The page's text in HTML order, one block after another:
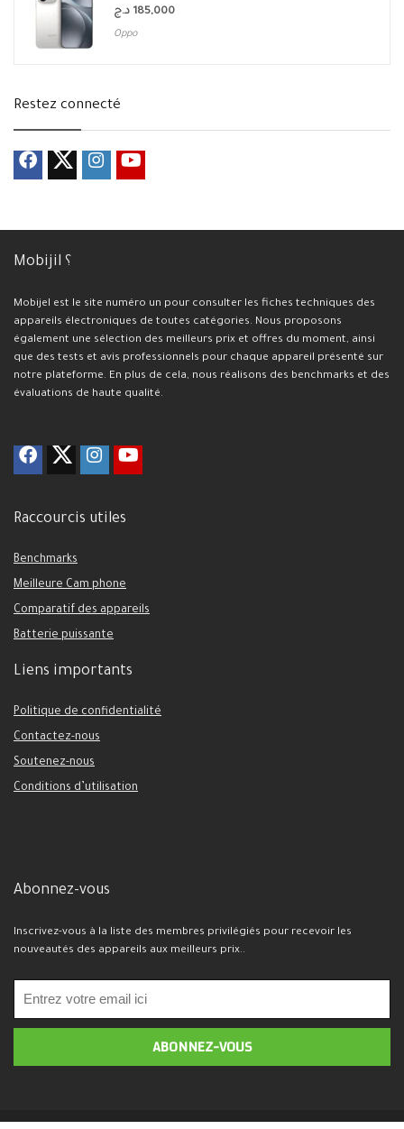
185,000 د.ج
Oppo
Restez connecté
Mobijil ؟
Mobijel est le site numéro un pour consulter les fiches techniques des
appareils électroniques de toutes catégories. Nous proposons
également une sélection des meilleurs prix et offres du moment, ainsi
que des tests et avis professionnels pour chaque appareil présenté sur
notre plateforme. En plus de cela, nous réalisons des benchmarks et des
évaluations de haute qualité.
Raccourcis utiles
Benchmarks
Meilleure Cam phone
Comparatif des appareils
Batterie puissante
Liens importants
Politique de confidentialité
Contactez-nous
Soutenez-nous
Conditions d’utilisation
Abonnez-vous
Inscrivez-vous à la liste des membres privilégiés pour recevoir les
nouveautés des appareils aux meilleurs prix..